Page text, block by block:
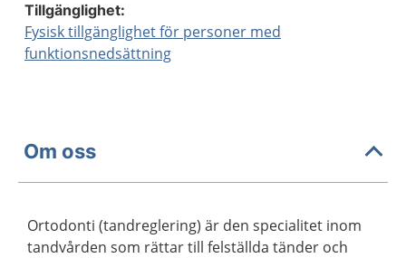
Tillgänglighet:
Fysisk tillgänglighet för personer med
funktionsnedsättning
Om oss
Ortodonti (tandreglering) är den specialitet inom
tandvården som rättar till felställda tänder och